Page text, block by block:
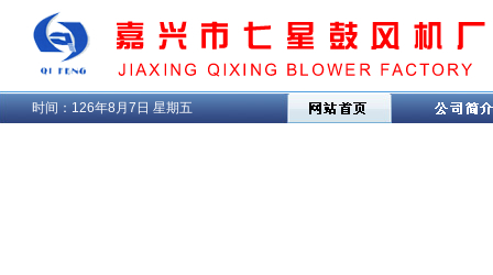
时间： 126年8月7日 星期五